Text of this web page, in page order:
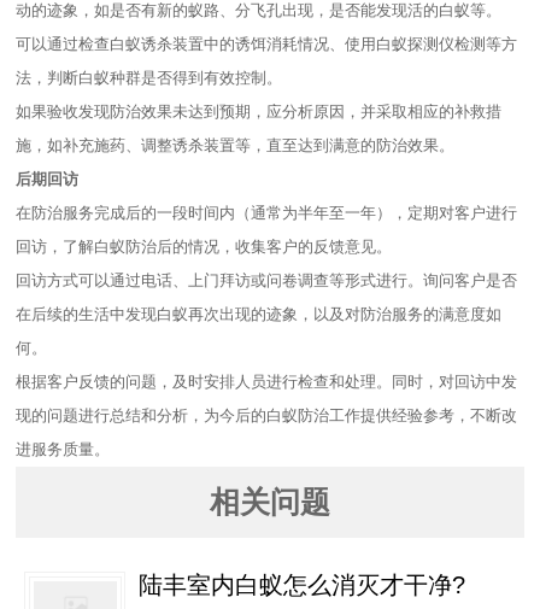
动的迹象，如是否有新的蚁路、分飞孔出现，是否能发现活的白蚁等。
可以通过检查白蚁诱杀装置中的诱饵消耗情况、使用白蚁探测仪检测等方
法，判断白蚁种群是否得到有效控制。
如果验收发现防治效果未达到预期，应分析原因，并采取相应的补救措
施，如补充施药、调整诱杀装置等，直至达到满意的防治效果。
后期回访
在防治服务完成后的一段时间内（通常为半年至一年），定期对客户进行
回访，了解白蚁防治后的情况，收集客户的反馈意见。
回访方式可以通过电话、上门拜访或问卷调查等形式进行。询问客户是否
在后续的生活中发现白蚁再次出现的迹象，以及对防治服务的满意度如
何。
根据客户反馈的问题，及时安排人员进行检查和处理。同时，对回访中发
现的问题进行总结和分析，为今后的白蚁防治工作提供经验参考，不断改
进服务质量。
相关问题
陆丰室内白蚁怎么消灭才干净?